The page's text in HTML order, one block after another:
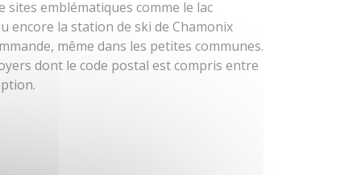
sites emblématiques comme le lac
encore la station de ski de Chamonix
même dans les petites communes.
dont le code postal est compris entre